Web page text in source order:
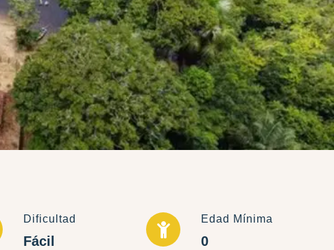
Dificultad
Fácil
Edad Mínima
0